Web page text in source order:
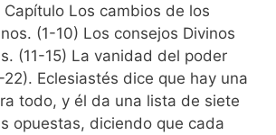
Los cambios de los
(1-10) Los consejos Divinos
(11-15) La vanidad del poder
Eclesiastés dice que hay una
todo, y él da una lista de siete
opuestas, diciendo que cada